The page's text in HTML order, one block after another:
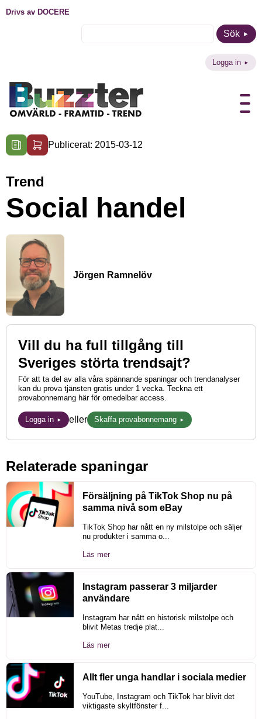
Drivs av DOCERE
Sök
Logga in
Publicerat: 2015-03-12
Trend
Social handel
Jörgen Ramnelöv
Vill du ha full tillgång till
Sveriges störta trendsajt?
För att ta del av alla våra spännande spaningar och trendanalyser
kan du prova tjänsten gratis under 1 vecka. Teckna ett
provabonnemang här för omedelbar access.
Logga in eller Skaffa provabonnemang
Relaterade spaningar
Försäljning på TikTok Shop nu på
samma nivå som eBay
TikTok Shop har nått en ny milstolpe och säljer
nu produkter i samma o...
Läs mer
Instagram passerar 3 miljarder
användare
Instagram har nått en historisk milstolpe och
blivit Metas tredje plat...
Läs mer
Allt fler unga handlar i sociala medier
YouTube, Instagram och TikTok har blivit det
viktigaste skyltfönster f...